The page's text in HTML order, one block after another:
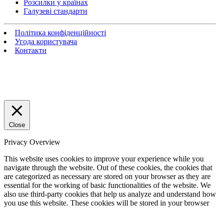
Розсилки у країнах
Галузеві стандарти
Політика конфіденційності
Угода користувача
Контакти
Close
Privacy Overview
This website uses cookies to improve your experience while you
navigate through the website. Out of these cookies, the cookies that
are categorized as necessary are stored on your browser as they are
essential for the working of basic functionalities of the website. We
also use third-party cookies that help us analyze and understand how
you use this website. These cookies will be stored in your browser